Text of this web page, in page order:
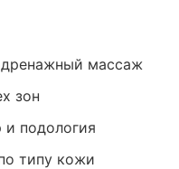
массаж
зон
подология
типу кожи